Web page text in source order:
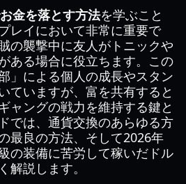
金を落とす方法を学ぶこと
レイにおいて非常に重要で
の襲撃中に友人がトニックや
ある場合に役立ちます。この
」による個人の成長やスタン
ていますが、富を共有すると
ャングの戦力を維持する鍵と
では、通貨交換のあらゆる方
最良の方法、そして2026年
の装備に苦労して稼いだドル
解説します。